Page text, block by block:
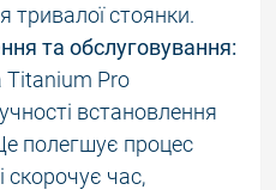
тривалої стоянки.
та обслуговування:
Titanium Pro
встановлення
полегшує процес
скорочує час,